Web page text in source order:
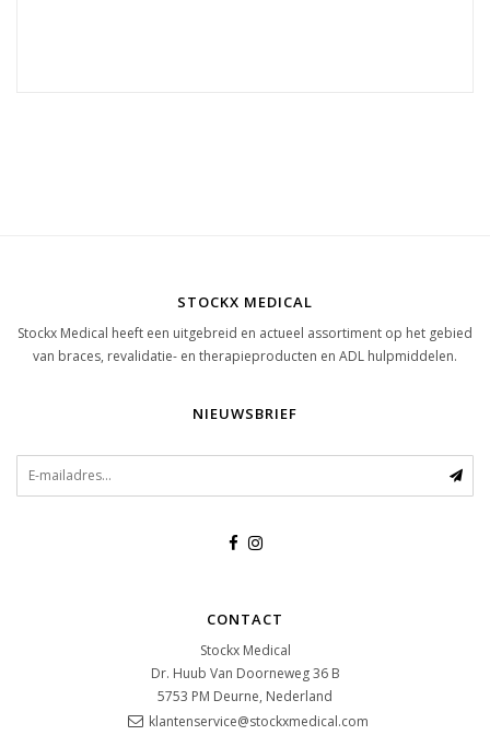
STOCKX MEDICAL
Stockx Medical heeft een uitgebreid en actueel assortiment op het gebied
van braces, revalidatie- en therapieproducten en ADL hulpmiddelen.
NIEUWSBRIEF
CONTACT
Stockx Medical
Dr. Huub Van Doorneweg 36 B
5753 PM Deurne, Nederland
klantenservice@stockxmedical.com